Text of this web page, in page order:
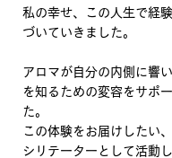
私の幸せ、この人生で経
づいていきました。
アロマが自分の内側に響
を知るための変容をサポ
た。
この体験をお届けしたい
シリテーターとして活動